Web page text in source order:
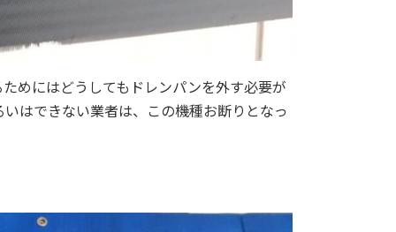
めにはどうしてもドレンパンを外す必要が
はできない業者は、この機種お断りとなっ